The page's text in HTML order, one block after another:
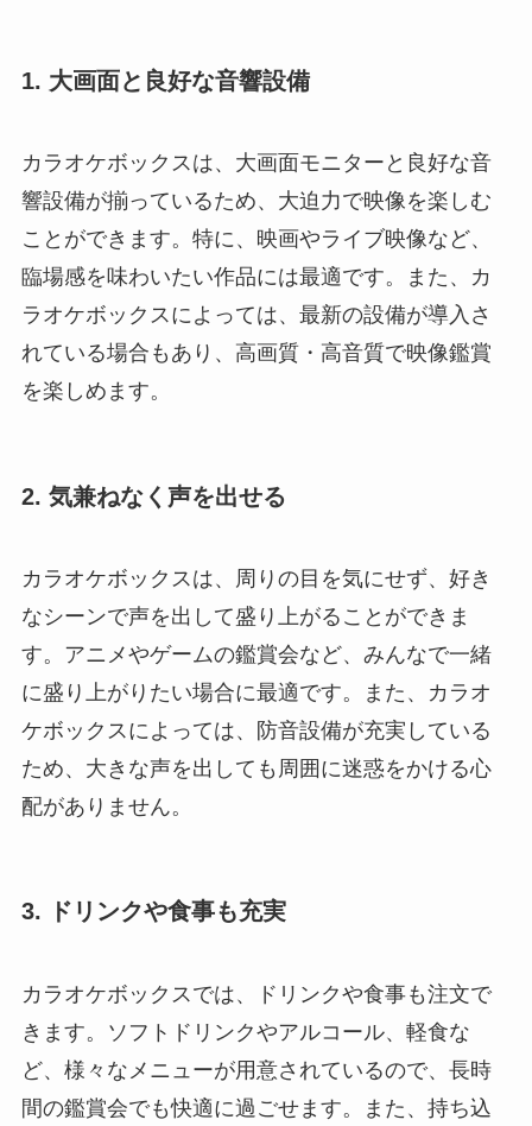
1. 大画面と良好な音響設備
カラオケボックスは、大画面モニターと良好な音
響設備が揃っているため、大迫力で映像を楽しむ
ことができます。特に、映画やライブ映像など、
臨場感を味わいたい作品には最適です。また、カ
ラオケボックスによっては、最新の設備が導入さ
れている場合もあり、高画質・高音質で映像鑑賞
を楽しめます。
2. 気兼ねなく声を出せる
カラオケボックスは、周りの目を気にせず、好き
なシーンで声を出して盛り上がることができま
す。アニメやゲームの鑑賞会など、みんなで一緒
に盛り上がりたい場合に最適です。また、カラオ
ケボックスによっては、防音設備が充実している
ため、大きな声を出しても周囲に迷惑をかける心
配がありません。
3. ドリンクや食事も充実
カラオケボックスでは、ドリンクや食事も注文で
きます。ソフトドリンクやアルコール、軽食な
ど、様々なメニューが用意されているので、長時
間の鑑賞会でも快適に過ごせます。また、持ち込